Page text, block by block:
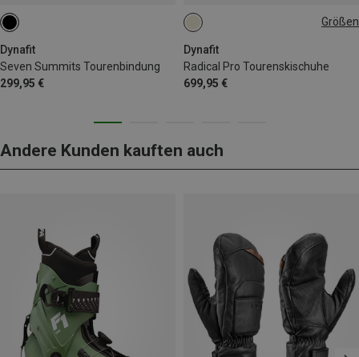
Dynafit
Seven Summits Tourenbindung
299,95 €
Größen
Dynafit
Radical Pro Tourenskischuhe
699,95 €
39|39.5
Andere Kunden kauften auch